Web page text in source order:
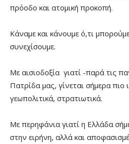
πρόοδο και ατομική προκοπή.
Κάναμε και κάνουμε ό,τι
συνεχίσουμε.
Με αισιοδοξία γιατί -παρά τις
Πατρίδα μας, γίνεται σήμερα πιο
γεωπολιτικά, στρατιωτικά.
Με περηφάνια γιατί η Ελλάδα
στην ειρήνη, αλλά και